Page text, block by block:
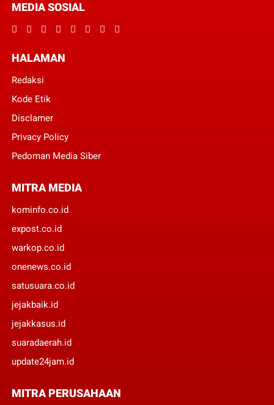
MEDIA SOSIAL
HALAMAN
Redaksi
Kode Etik
Disclamer
Privacy Policy
Pedoman Media Siber
MITRA MEDIA
kominfo.co.id
expost.co.id
warkop.co.id
onenews.co.id
satusuara.co.id
jejakbaik.id
jejakkasus.id
suaradaerah.id
update24jam.id
MITRA PERUSAHAAN